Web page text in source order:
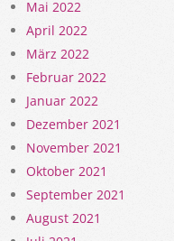
Mai 2022
April 2022
März 2022
Februar 2022
Januar 2022
Dezember 2021
November 2021
Oktober 2021
September 2021
August 2021